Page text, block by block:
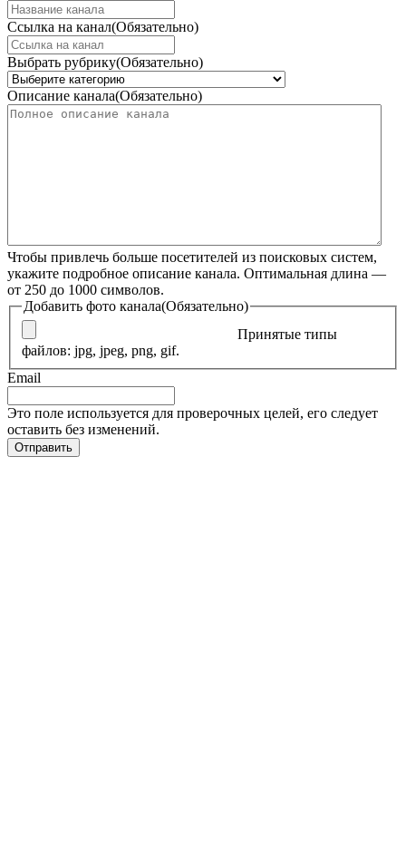
Ссылка на канал(Обязательно)
Выбрать рубрику(Обязательно)
Описание канала(Обязательно)
Чтобы привлечь больше посетителей из поисковых систем,
укажите подробное описание канала. Оптимальная длина —
от 250 до 1000 символов.
Добавить фото канала(Обязательно)
Принятые типы
файлов: jpg, jpeg, png, gif.
Email
Это поле используется для проверочных целей, его следует
оставить без изменений.